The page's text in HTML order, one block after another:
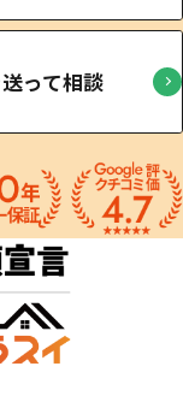
って相談